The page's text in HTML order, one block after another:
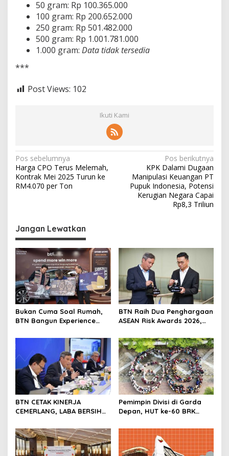
50 gram: Rp 100.365.000
100 gram: Rp 200.652.000
250 gram: Rp 501.482.000
500 gram: Rp 1.001.781.000
1.000 gram: Data tidak tersedia
***
Post Views: 102
Ikuti Kami
N
a
v
a
s
p
o
s
Pos sebelumnya
Harga CPO Terus Melemah,
Kontrak Mei 2025 Turun ke
RM4.070 per Ton
Pos berikutnya
KPK Dalami Dugaan
Manipulasi Keuangan PT
Pupuk Indonesia, Potensi
Kerugian Negara Capai
Rp8,3 Triliun
Jangan Lewatkan
Bukan Cuma Soal Rumah,
BTN Bangun Experience
BTN Raih Dua Penghargaan
ASEAN Risk Awards 2026,
Manajemen Risiko
Berstandar Internasional
Perkuat Pertumbuhan
Berkelanjutan
BTN CETAK KINERJA
CEMERLANG, LABA BERSIH
40,8% DAN NPL TURUN JADI
2,99%
Pemimpin Divisi di Garda
Depan, HUT ke-60 BRK
Khidmat, Penuh Haru dan
Kebanggaan